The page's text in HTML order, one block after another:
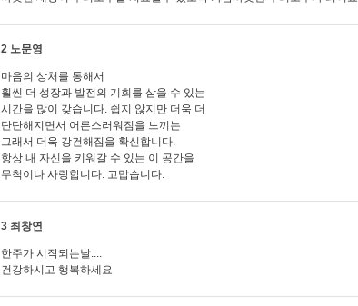
2 노문영
마음의 상처를 통해서
훨씬 더 성장과 발전의 기회를 삼을 수 있는
시간을 많이 갖습니다. 쉽지 않지만 더욱 더
단단해지면서 어른스러워짐을 느끼는
그래서 더욱 강건해짐을 확신합니다.
항상 내 자신을 키워갈 수 있는 이 공간을
무척이나 사랑합니다. 고맙습니다.
3 최창연
한주가 시작되는날....
건강하시고 행복하세요